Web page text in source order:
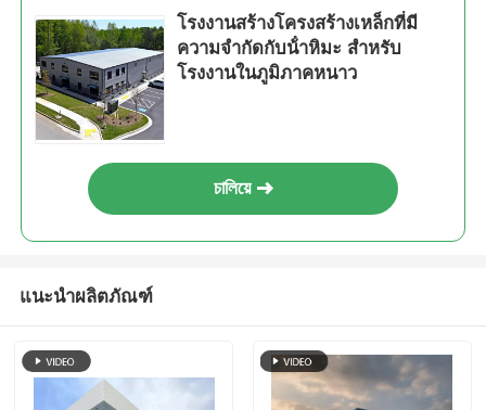
โรงงานสร้างโครงสร้างเหล็กที่มี
ความจํากัดกับน้ําหิมะ สําหรับ
โรงงานในภูมิภาคหนาว
চালিয়ে
แนะนำผลิตภัณฑ์